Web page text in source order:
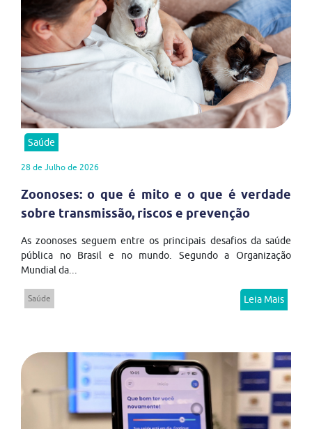
Saúde
28 de Julho de 2026
Zoonoses: o que é mito e o que é verdade
sobre transmissão, riscos e prevenção
As zoonoses seguem entre os principais desafios da saúde
pública no Brasil e no mundo. Segundo a Organização
Mundial da...
Saúde Leia Mais